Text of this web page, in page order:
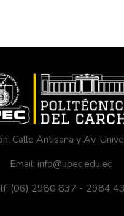
Calle Antisana y Av.
Email: info@upec.edu.ec
(06) 2980 837 - 2984